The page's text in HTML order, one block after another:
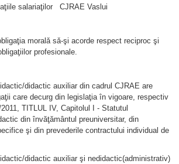
salariaţilor CJRAE Vaslui
moralǎ sǎ-şi acorde respect reciproc şi
profesionale.
didactic auxiliar din cadrul CJRAE are
care decurg din legislaţia în vigoare, respectiv
TITLUL IV, Capitolul I - Statutul
din învăţământul preuniversitar, din
şi din prevederile contractului individual de
didactic auxiliar şi nedidactic(administrativ)